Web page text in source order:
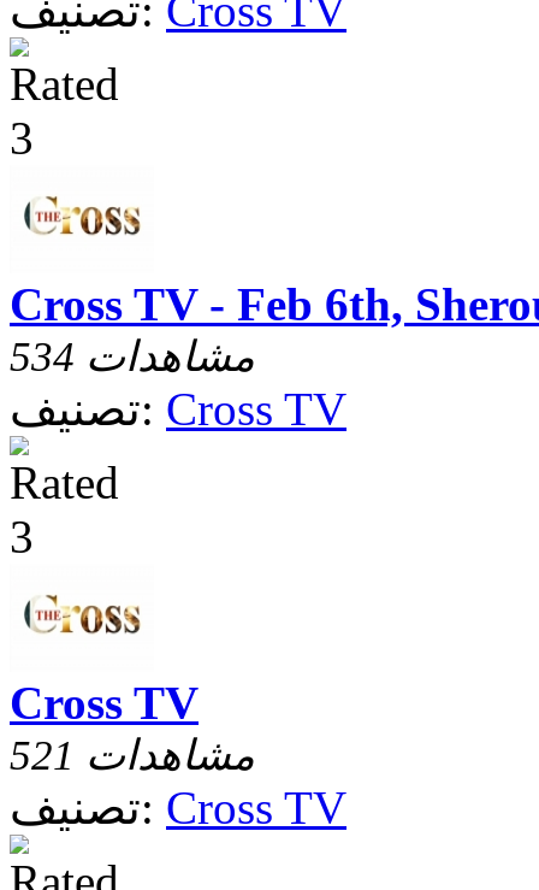
Cross TV - Feb 6th,
534 مشاهدات
تصنيف: Cross TV
Cross TV
521 مشاهدات
تصنيف: Cross TV